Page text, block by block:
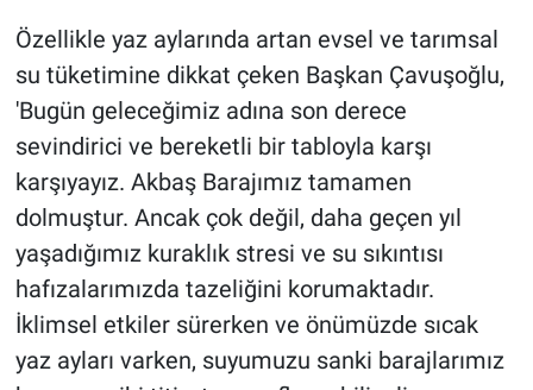
Özellikle yaz aylarında artan evsel ve tarımsal
su tüketimine dikkat çeken Başkan Çavuşoğlu,
'Bugün geleceğimiz adına son derece
sevindirici ve bereketli bir tabloyla karşı
karşıyayız. Akbaş Barajımız tamamen
dolmuştur. Ancak çok değil, daha geçen yıl
yaşadığımız kuraklık stresi ve su sıkıntısı
hafızalarımızda tazeliğini korumaktadır.
İklimsel etkiler sürerken ve önümüzde sıcak
yaz ayları varken, suyumuzu sanki barajlarımız